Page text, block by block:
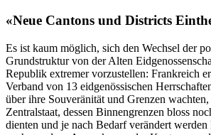
«Neue Cantons und Districts
Es ist kaum möglich, sich den Wechsel der
Grundstruktur von der Alten
Republik extremer vorzustellen: Frankreich
Verband von 13 eidgenössischen
über ihre Souveränität und Grenzen
Zentralstaat, dessen Binnengrenzen bloss
dienten und je nach Bedarf verändert